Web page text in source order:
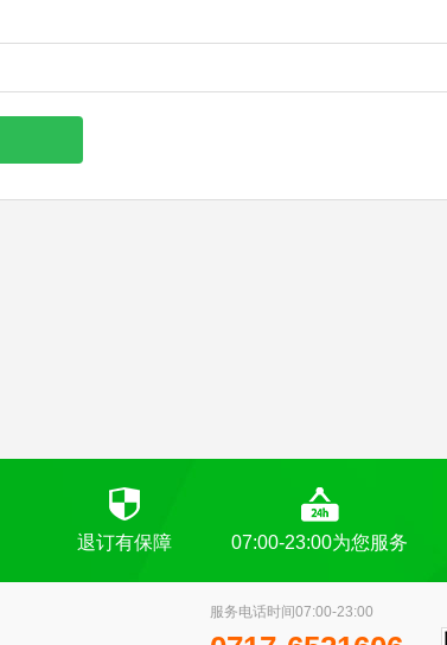
退订有保障 07:00-23:00为您服务
服务电话时间07:00-23:00